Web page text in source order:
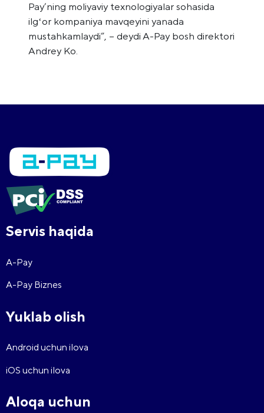
Pay’ning moliyaviy texnologiyalar sohasida
ilgʻor kompaniya mavqeyini yanada
mustahkamlaydi”, – deydi A-Pay bosh direktori
Andrey Ko.
Servis haqida
A-Pay
A-Pay Biznes
Yuklab olish
Android uchun ilova
iOS uchun ilova
Aloqa uchun